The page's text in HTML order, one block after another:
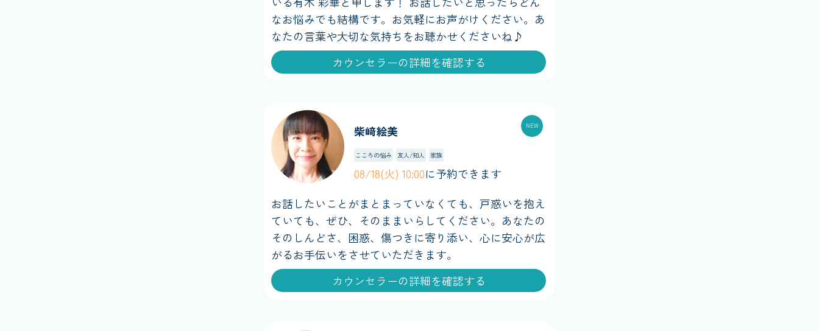
なお悩みでも結構です。お気軽にお声がけください。あ
なたの言葉や大切な気持ちをお聴かせくださいね♪
カウンセラーの詳細を確認する
柴﨑絵美
こころの悩み 友人/知人 家族
08/18(火) 10:00に予約できます
お話したいことがまとまっていなくても、戸惑いを抱え
ていても、ぜひ、そのままいらしてください。あなたの
そのしんどさ、困惑、傷つきに寄り添い、心に安心が広
がるお手伝いをさせていただきます。
カウンセラーの詳細を確認する